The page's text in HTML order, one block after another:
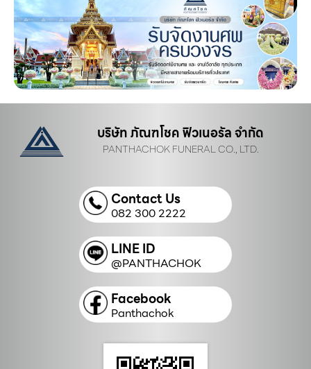
บริษัท ภัณฑโชค ฟิวเนอรัล จำกัด
PANTHACHOK FUNERAL CO., LTD.
Contact Us
082 300 2222
LINE ID
@PANTHACHOK
Facebook
Panthachok